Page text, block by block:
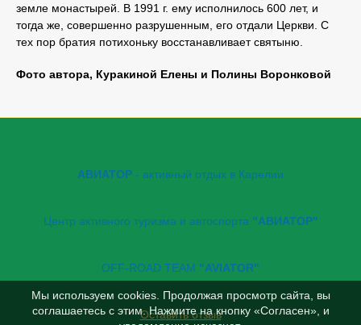
земле монастырей. В 1991 г. ему исполнилось 600 лет, и
тогда же, совершенно разрушенным, его отдали Церкви. С
тех пор братия потихоньку восстанавливает святыню.
Фото автора, Куракиной Елены и Полины Воронковой
АВИАТОР - активный отдых в Карелии
Центр активного туризма и автоспорта "АВИАТОР"
OFF-ROAD TEAM "AVIATOR"
Оставить отзыв
Мы используем cookies. Продолжая просмотр сайта, вы
соглашаетесь с этим. Нажмите на кнопку «Согласен», и